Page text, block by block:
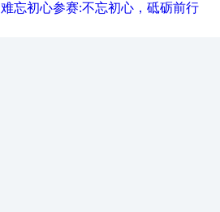
难忘初心参赛:不忘初心，砥砺前行